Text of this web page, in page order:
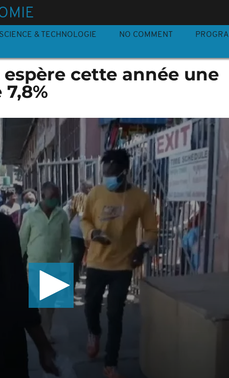
SCIENCE & TECHNOLOGIE NO COMMENT
cette année une